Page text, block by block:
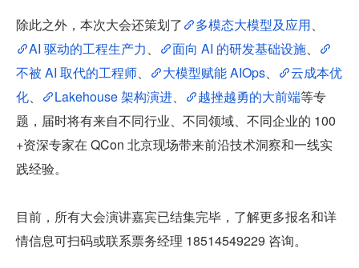
除此之外，本次大会还策划了 多模态大模型及应用、
AI 驱动的工程生产力、 面向 AI 的研发基础设施、
不被 AI 取代的工程师、 大模型赋能 AIOps、
云成本优
化、 Lakehouse 架构演进、 越挫越勇的大前端等专
题，届时将有来自不同行业、不同领域、不同企业的 100
+资深专家在 QCon 北京现场带来前沿技术洞察和一线实
践经验。
目前，所有大会演讲嘉宾已结集完毕，了解更多报名和详
情信息可扫码或联系票务经理 18514549229 咨询。